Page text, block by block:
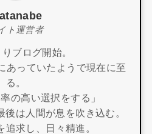
ト運営者
ブログ開始。
あっていたようで現在に至
る。
の高い選択をする」
は人間が息を吹き込む。
追求し、日々精進。